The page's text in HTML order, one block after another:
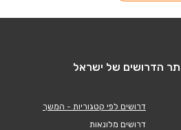
דרושים לפי קטגוריות - המשך
דרושים מלונאות